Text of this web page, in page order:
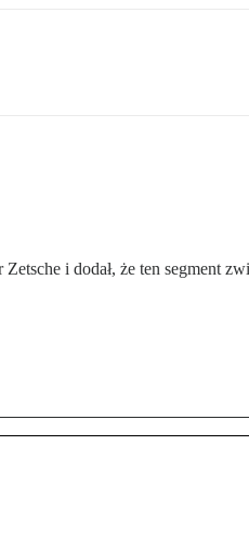
i dodał, że ten segment